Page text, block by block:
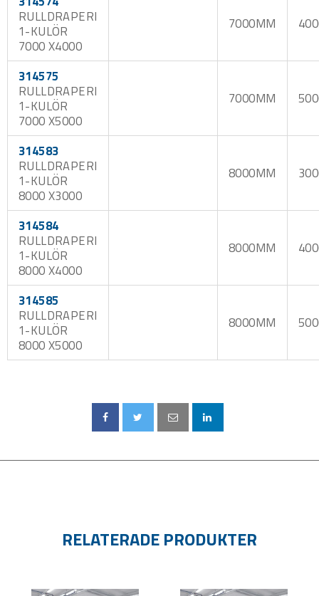
RULLDRAPERI
1-KULÖR
7000 X4000
7000MM
314575
RULLDRAPERI
1-KULÖR
7000 X5000
7000MM
314583
RULLDRAPERI
1-KULÖR
8000 X3000
8000MM
314584
RULLDRAPERI
1-KULÖR
8000 X4000
8000MM
314585
RULLDRAPERI
1-KULÖR
8000 X5000
8000MM
RELATERADE PRODUKTER